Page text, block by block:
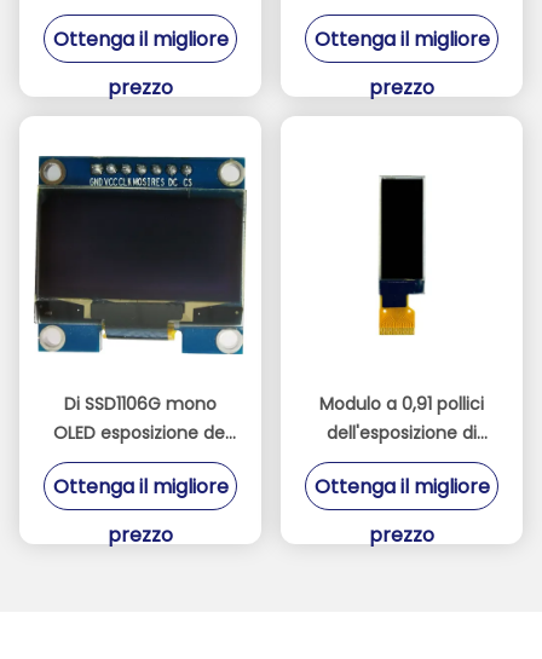
ROHS 16×96 OLED con
IIC l'interfaccia
Ottenga il migliore
prezzo
256X64 TFT,
esposizione LCD di
Ottenga il migliore
prezzo
Di SSD1106G mono
OLED esposizione del
driver 1.3inch,
interfaccia Digital TFT
Ottenga il migliore
prezzo
Modulo a 0,91 pollici
dell'esposizione di
128X32 Ssd1306 OLED
per Ardunio
Ottenga il migliore
prezzo